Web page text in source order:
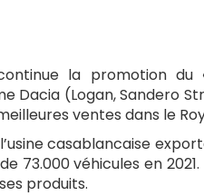
la promotion
Dacia (Logan, Sandero
ventes dans le
casablancaise
73.000 véhicules en 2021.
produits.